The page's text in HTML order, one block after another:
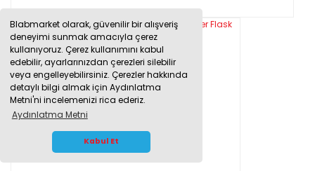
Blabmarket olarak, güvenilir bir alışveriş
deneyimi sunmak amacıyla çerez
kullanıyoruz. Çerez kullanımını kabul
edebilir, ayarlarınızdan çerezleri silebilir
veya engelleyebilirsiniz. Çerezler hakkında
detaylı bilgi almak için Aydınlatma
Metni'ni incelemenizi rica ederiz.
Aydınlatma Metni
Kabul Et
WHATSAPP İLETİŞİM